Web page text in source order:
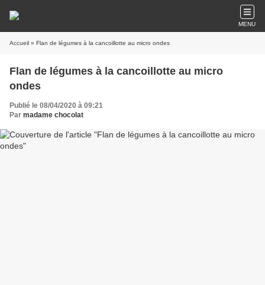
MENU
Accueil » Flan de légumes à la cancoillotte au micro ondes
Flan de légumes à la cancoillotte au micro
ondes
Publié le 08/04/2020 à 09:21
Par madame chocolat